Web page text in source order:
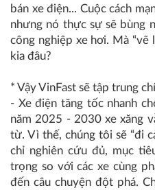
bán xe điện... Cuộc cách
nhưng nó thực sự sẽ bùng
công nghiệp xe hơi. Mà “vẽ
kia đâu?
* Vậy VinFast sẽ tập trung
- Xe điện tăng tốc nhanh
năm 2025 - 2030 xe xăng
từ. Vì thế, chúng tôi sẽ “đi
chỉ nghiên cứu đủ, mục
trọng so với các xe cùng
đến câu chuyện đột phá.